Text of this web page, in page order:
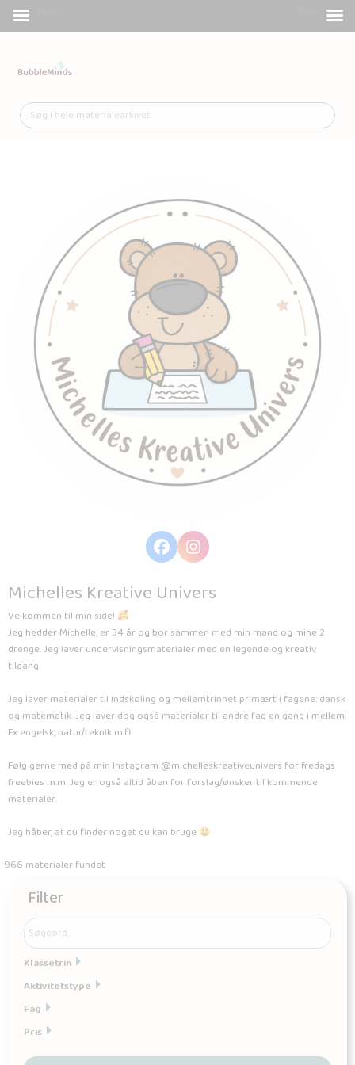
Michelles Kreative Univers
Velkommen til min side!
Jeg hedder Michelle, er 34 år og bor sammen med min mand og mine 2
drenge. Jeg laver undervisningsmaterialer med en legende og kreativ
tilgang.
Jeg laver materialer til indskoling og mellemtrinnet primært i fagene: dansk
og matematik. Jeg laver dog også materialer til andre fag en gang i mellem.
Fx engelsk, natur/teknik m.fl.
Følg gerne med på min Instagram @michelleskreativeunivers for fredags
freebies m.m. Jeg er også altid åben for forslag/ønsker til kommende
materialer.
Jeg håber, at du finder noget du kan bruge
966 materialer fundet
Filter
Klassetrin
Aktivitetstype
Fag
Pris